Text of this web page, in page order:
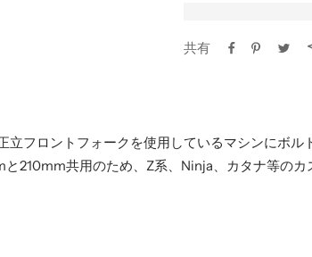
共有
立フロントフォークを使用しているマシンにボ
210mm共用のため、Z系、Ninja、カタナ等の